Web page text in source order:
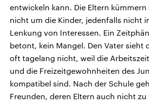
entwickeln kann. Die Eltern kümmern
nicht um die Kinder, jedenfalls nicht
Lenkung von Interessen. Ein
betont, kein Mangel. Den Vater sieht
oft tagelang nicht, weil die
und die Freizeitgewohnheiten des
kompatibel sind. Nach der Schule
Freunden, deren Eltern auch nicht zu